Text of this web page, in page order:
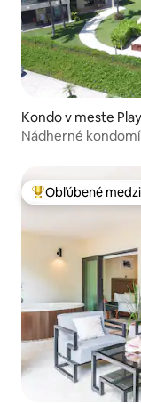
Kondo v meste
Nádherné
Najobľúbenejšie
Obľúbené